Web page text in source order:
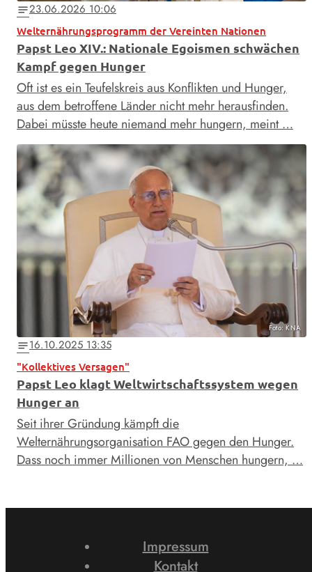
notes23.06.2026 10:06
Welternährungsprogramm der Vereinten Nationen
Papst Leo XIV.: Nationale Egoismen schwächen
Kampf gegen Hunger
Oft ist es ein Teufelskreis aus Konflikten und Hunger,
aus dem betroffene Länder nicht mehr herausfinden.
Dabei müsste heute niemand mehr hungern, meint …
Foto: KNA
notes16.10.2025 13:35
"Kollektives Versagen"
Papst Leo klagt Weltwirtschaftssystem wegen
Hunger an
Seit ihrer Gründung kämpft die
Welternährungsorganisation FAO gegen den Hunger.
Dass noch immer Millionen von Menschen hungern, …
Impressum
Kontakt